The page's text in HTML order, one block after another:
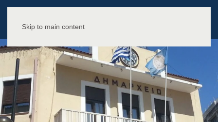
Skip to main content